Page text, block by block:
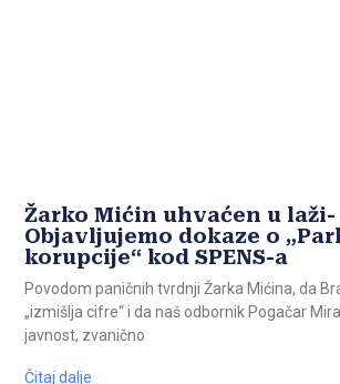
Žarko Mićin uhvaćen u laži-
Objavljujemo dokaze o
korupcije“ kod SPENS-a
Povodom paničnih tvrdnji Žarka Mićina, da
„izmišlja cifre“ i da naš odbornik Pogačar
javnost, zvanično
Čitaj dalje